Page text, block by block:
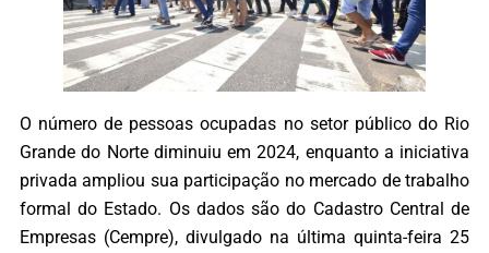
O número de pessoas ocupadas no setor público do Rio
Grande do Norte diminuiu em 2024, enquanto a iniciativa
privada ampliou sua participação no mercado de trabalho
formal do Estado. Os dados são do Cadastro Central de
Empresas (Cempre), divulgado na última quinta-feira 25